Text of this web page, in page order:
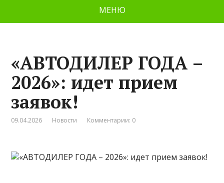
МЕНЮ
«АВТОДИЛЕР ГОДА –
2026»: идет прием
заявок!
09.04.2026 Новости Комментарии: 0